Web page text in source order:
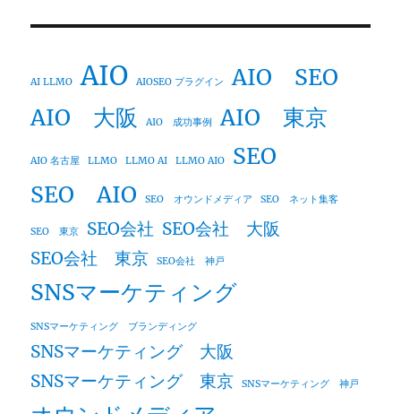
AI LLMO AIO AIOSEO プラグイン
AIO SEO
AIO 大阪
AIO 成功事例 AIO 東京
AIO 名古屋 LLMO LLMO AI LLMO AIO
SEO
SEO AIO
SEO オウンドメディア SEO ネット集客
SEO 東京 SEO会社 SEO会社 大阪
SEO会社 東京
SEO会社 神戸
SNSマーケティング
SNSマーケティング ブランディング
SNSマーケティング 大阪
SNSマーケティング 東京
SNSマーケティング 神戸